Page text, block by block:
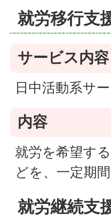
就労移行支
サービス内容
日中活動系サ
内容
就労を希望す
どを、一定期
就労継続支